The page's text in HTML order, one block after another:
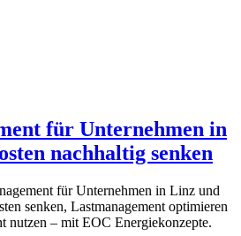
für Unternehmen in
nachhaltig senken
für Unternehmen in Linz und
senken, Lastmanagement optimieren
nutzen – mit EOC Energiekonzepte.